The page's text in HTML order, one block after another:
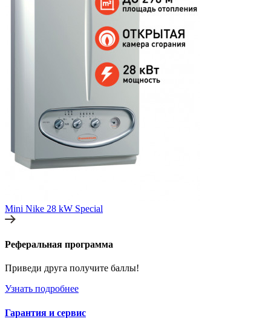
Mini Nike 28 kW Special
Реферальная программа
Приведи друга получите баллы!
Узнать подробнее
Гарантия и сервис